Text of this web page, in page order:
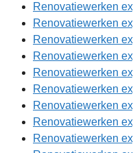
Renovatiewerken
Renovatiewerken
Renovatiewerken
Renovatiewerken
Renovatiewerken
Renovatiewerken
Renovatiewerken
Renovatiewerken
Renovatiewerken